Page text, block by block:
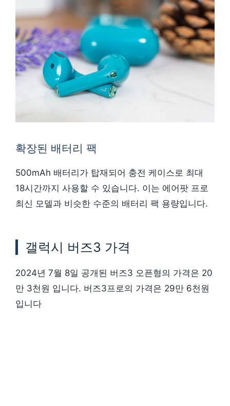
확장된 배터리 팩
500mAh 배터리가 탑재되어 충전 케이스로 최대
18시간까지 사용할 수 있습니다. 이는 에어팟 프로
최신 모델과 비슷한 수준의 배터리 팩 용량입니다.
갤럭시 버즈3 가격
2024년 7월 8일 공개된 버즈3 오픈형의 가격은 20
만 3천원 입니다. 버즈3프로의 가격은 29만 6천원
입니다